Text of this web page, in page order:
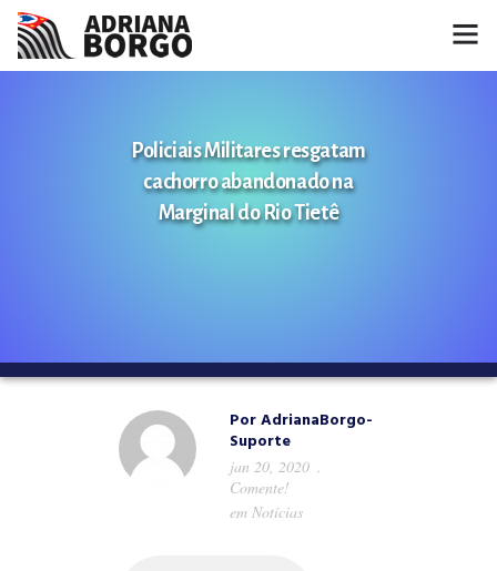
CONHEÇA A ADRIANA
Policiais Militares resgatam
cachorro abandonado na
Marginal do Rio Tietê
PorAdrianaBorgo-
Suporte
jan 20, 2020
Comente!
em Notícias